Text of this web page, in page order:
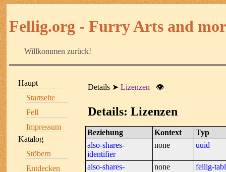
Fellig.org - Furry Arts and
Willkommen zurück!
Haupt
Startseite
Fell
Impressum
Katalog
Stöbern
Entdecken
Details Lizenzen 👁
Details: Lizenzen
Beziehung Kontext
Typ
also-shares-
identifier
none uuid
also-shares-
none
fellig-